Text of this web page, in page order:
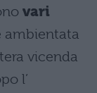
vari
ambientata
vicenda
l’